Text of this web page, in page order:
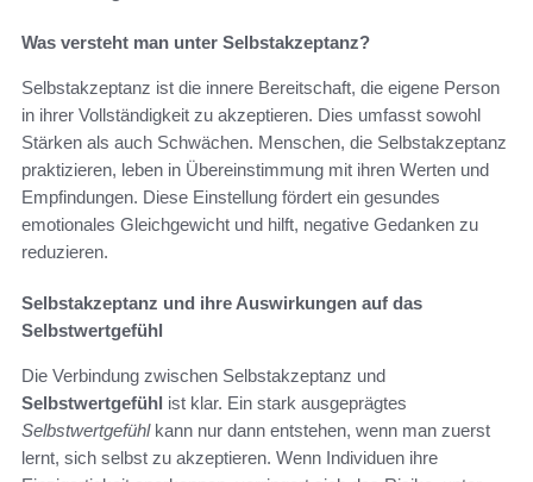
Was versteht man unter Selbstakzeptanz?
Selbstakzeptanz ist die innere Bereitschaft, die eigene Person
in ihrer Vollständigkeit zu akzeptieren. Dies umfasst sowohl
Stärken als auch Schwächen. Menschen, die Selbstakzeptanz
praktizieren, leben in Übereinstimmung mit ihren Werten und
Empfindungen. Diese Einstellung fördert ein gesundes
emotionales Gleichgewicht und hilft, negative Gedanken zu
reduzieren.
Selbstakzeptanz und ihre Auswirkungen auf das
Selbstwertgefühl
Die Verbindung zwischen Selbstakzeptanz und
Selbstwertgefühl ist klar. Ein stark ausgeprägtes
Selbstwertgefühlkann nur dann entstehen, wenn man zuerst
lernt, sich selbst zu akzeptieren. Wenn Individuen ihre